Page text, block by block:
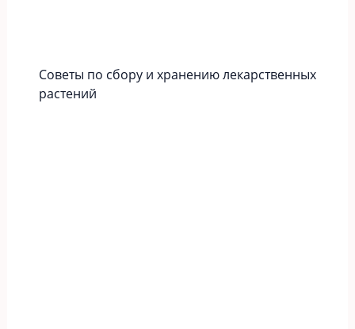
Советы по сбору и хранению лекарственных
растений